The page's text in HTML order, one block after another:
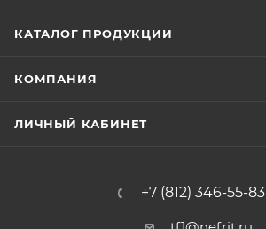
КАТАЛОГ ПРОДУКЦИИ
КОМПАНИЯ
ЛИЧНЫЙ КАБИНЕТ
+7 (812) 346-55-83